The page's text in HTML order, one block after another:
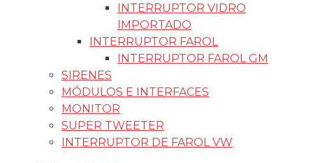
INTERRUPTOR VIDRO
IMPORTADO
INTERRUPTOR FAROL
INTERRUPTOR FAROL GM
SIRENES
MÓDULOS E INTERFACES
MONITOR
SUPER TWEETER
INTERRUPTOR DE FAROL VW